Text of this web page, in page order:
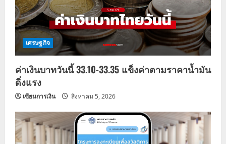
เศรษฐกิจ
ค่าเงินบาทวันนี้ 33.10-33.35 แข็งค่าตามราคาน้ำมัน
ดิ่งแรง
เซียนการเงิน สิงหาคม 5, 2026